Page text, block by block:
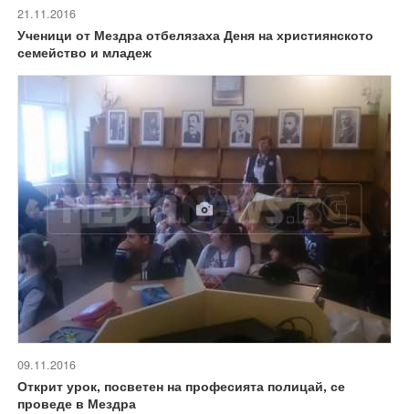
21.11.2016
Ученици от Мездра отбелязаха Деня на християнското
семейство и младеж
09.11.2016
Открит урок, посветен на професията полицай, се
проведе в Мездра